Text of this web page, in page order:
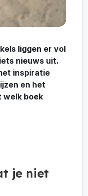
liggen er vol
nieuws uit.
inspiratie
en het
welk boek
je niet